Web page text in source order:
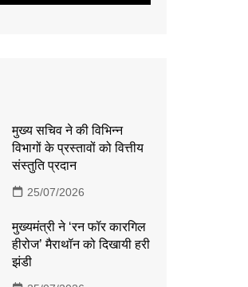
मुख्य सचिव ने की विभिन्न
विभागों के प्रस्तावों को वित्तीय
संस्तुति प्रदान
25/07/2026
मुख्यमंत्री ने ‘रन फॉर कारगिल
हीरोज’ मैराथॉन को दिखायी हरी
झंडी